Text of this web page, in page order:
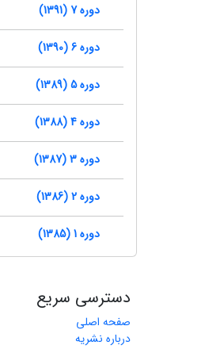
دوره 7 (1391)
دوره 6 (1390)
دوره 5 (1389)
دوره 4 (1388)
دوره 3 (1387)
دوره 2 (1386)
دوره 1 (1385)
دسترسی سریع
صفحه اصلی
درباره نشریه